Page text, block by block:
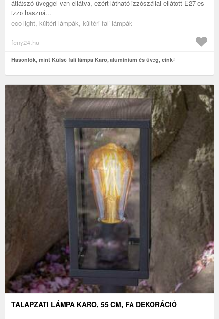
átlátszó üveggel van ellátva, ezért látható izzószállal ellátott E27-es
izzó haszná...
eco-light, kültéri lámpák, kültéri fali lámpák
feny24.hu
Hasonlók, mint Külső fali lámpa Karo, alumínium és üveg, cink
TALAPZATI LÁMPA KARO, 55 CM, FA DEKORÁCIÓ